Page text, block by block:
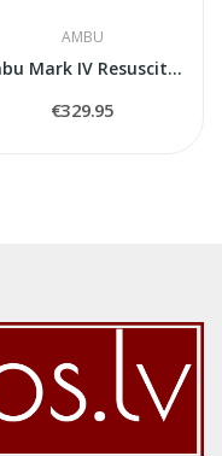
AMBU
Ambu Mark IV Resuscitator Kit in Nylon Bag (Adult)
€329.95